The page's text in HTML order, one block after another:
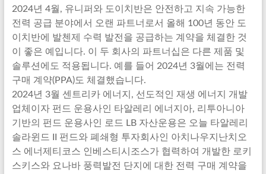
2024년 4월, 유니퍼와 도이치반은 안전하고 지속 가능한
전력 공급 분야에서 오랜 파트너로서 올해 100년 동안 도
이치반에 발첸제 수력 발전을 공급하는 계약을 체결한 것
이 좋은 예입니다. 이 두 회사의 파트너십은 다른 제품 및
솔루션에도 적용됩니다. 예를 들어 2024년 3월에는 전력
구매 계약(PPA)도 체결했습니다.
2024년 3월 센트리카 에너지, 선도적인 재생 에너지 개발
업체이자 펀드 운용사인 타알레리 에너지아, 리투아니아
기반의 펀드 운용사인 로드 LB 자산운용은 오늘 타알레리
솔라윈드 II 펀드와 폐쇄형 투자회사인 아치나우지난치오
스 에너제티코스 인베스티시조스가 협력하여 개발한 로키
스키스와 요나바 풍력발전 단지에 대한 전력 구매 계약을